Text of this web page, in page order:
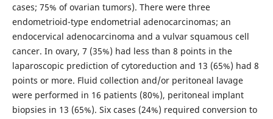
cases; 75% of ovarian tumors). There were three
endometrioid-type endometrial adenocarcinomas; an
endocervical adenocarcinoma and a vulvar squamous cell
cancer. In ovary, 7 (35%) had less than 8 points in the
laparoscopic prediction of cytoreduction and 13 (65%) had 8
points or more. Fluid collection and/or peritoneal lavage
were performed in 16 patients (80%), peritoneal implant
biopsies in 13 (65%). Six cases (24%) required conversion to